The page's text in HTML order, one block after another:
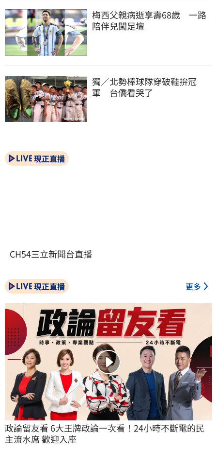
梅西父親病逝享壽68歲　一路
陪伴兒闖足壇
獨／北勢棒球隊穿破鞋拚冠
軍　台僑看哭了
現正直播
CH54三立新聞台直播
現正直播 更多
政論留友看 6大王牌政論一次看！24小時不斷電的民
主流水席 歡迎入座